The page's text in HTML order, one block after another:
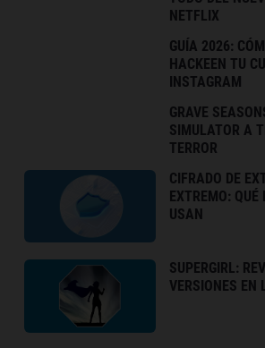
NETFLIX
GUÍA 2026:
HACKEEN TU
INSTAGRAM
GRAVE
SIMULATOR A
TERROR
CIFRADO DE
EXTREMO: QUÉ
USAN
SUPERGIRL:
VERSIONES EN